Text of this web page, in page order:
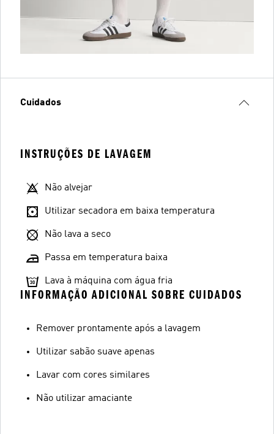
Cuidados
INSTRUÇÕES DE LAVAGEM
Não alvejar
Utilizar secadora em baixa temperatura
Não lava a seco
Passa em temperatura baixa
Lava à máquina com água fria
INFORMAÇÃO ADICIONAL SOBRE CUIDADOS
Remover prontamente após a lavagem
Utilizar sabão suave apenas
Lavar com cores similares
Não utilizar amaciante